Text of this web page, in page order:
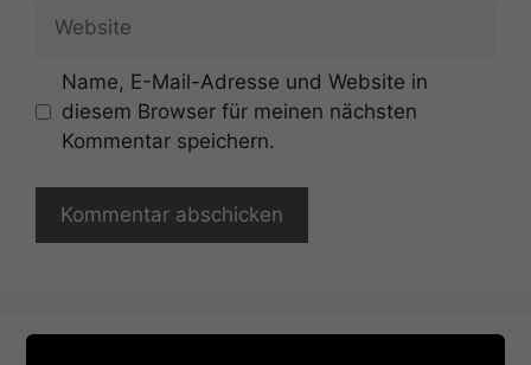
Website
Name, E-Mail-Adresse und Website in
diesem Browser für meinen nächsten
Kommentar speichern.